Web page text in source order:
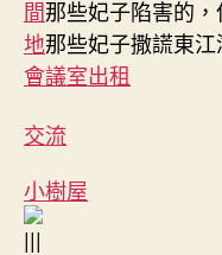
間 那些妃子陷害的，
地那些妃子撒謊東
會議室出租
交流
小樹屋
|||